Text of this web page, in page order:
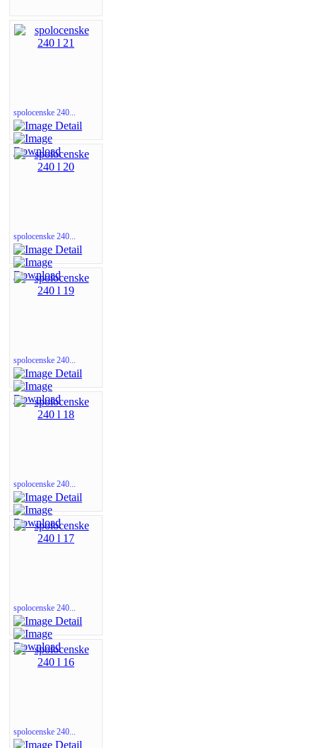
spolocenske 240...
spolocenske 240...
spolocenske 240...
spolocenske 240...
spolocenske 240...
spolocenske 240...